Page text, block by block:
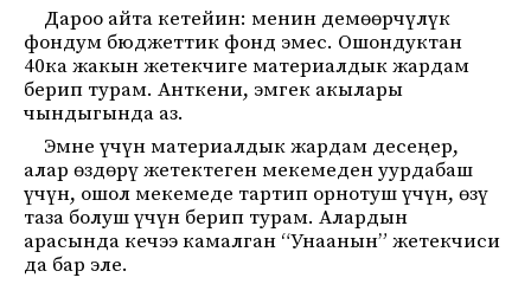
Дароо айта кетейин: менин демөөрчүлүк
фондум бюджеттик фонд эмес. Ошондуктан
40ка жакын жетекчиге материалдык жардам
берип турам. Анткени, эмгек акылары
чындыгында аз.
Эмне үчүн материалдык жардам десеңер,
алар өздөрү жетектеген мекемеден уурдабаш
үчүн, ошол мекемеде тартип орнотуш үчүн, өзү
таза болуш үчүн берип турам. Алардын
арасында кечээ камалган “Унаанын” жетекчиси
да бар эле.